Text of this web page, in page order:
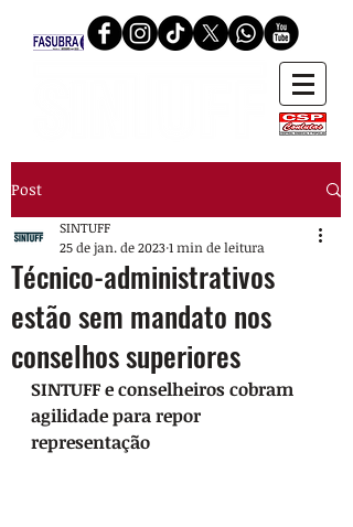
Post
Técnico-administrativos
estão sem mandato nos
conselhos superiores
SINTUFF
25 de jan. de 20231 min de leitura
SINTUFF e conselheiros cobram
agilidade para repor
representação